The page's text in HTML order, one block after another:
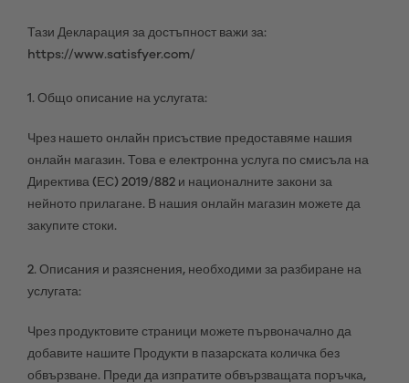
Тази Декларация за достъпност важи за:
https://www.satisfyer.com/
1. Общо описание на услугата:
Чрез нашето онлайн присъствие предоставяме нашия
онлайн магазин. Това е електронна услуга по смисъла на
Директива (ЕС) 2019/882 и националните закони за
нейното прилагане. В нашия онлайн магазин можете да
закупите стоки.
2. Описания и разяснения, необходими за разбиране на
услугата:
Чрез продуктовите страници можете първоначално да
добавите нашите Продукти в пазарската количка без
обвързване. Преди да изпратите обвързващата поръчка,